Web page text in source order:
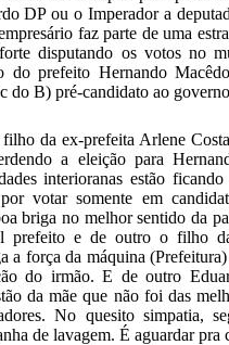
DP ou o Imperador a
faz parte de uma
disputando os votos no
do prefeito Hernando
do B) pré-candidato ao
da ex-prefeita Arlene
a eleição para
interioranas estão
votar somente em
briga no melhor sentido da
prefeito e de outro o filho
a força da máquina
do irmão. E de outro
da mãe que não foi das
No quesito simpatia,
de lavagem. É aguardar pra